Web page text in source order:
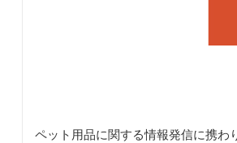
ペット用品に関する情報発信に携わ